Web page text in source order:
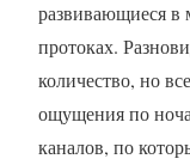
развивающиеся в
протоках.
количество, но
ощущения по
каналов, по